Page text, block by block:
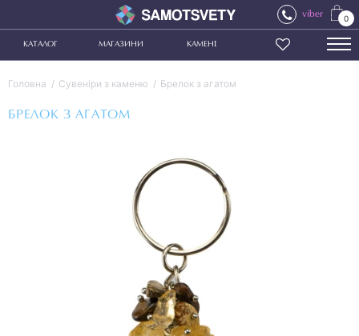
viber 0
КАТАЛОГ МАГАЗИНИ КАМЕНІ
Головна Сувеніри з каменю Брелок з агатом
БРЕЛОК З АГАТОМ